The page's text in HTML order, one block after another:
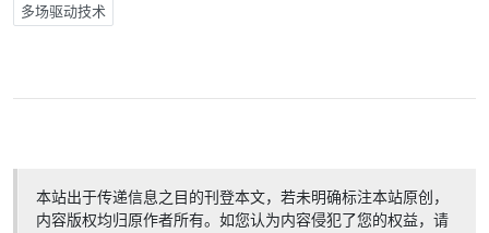
多场驱动技术
本站出于传递信息之目的刊登本文，若未明确标注本站原创，
内容版权均归原作者所有。如您认为内容侵犯了您的权益，请